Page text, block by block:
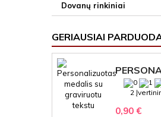
Dovanų rinkiniai
GERIAUSIAI
2
0,90 €